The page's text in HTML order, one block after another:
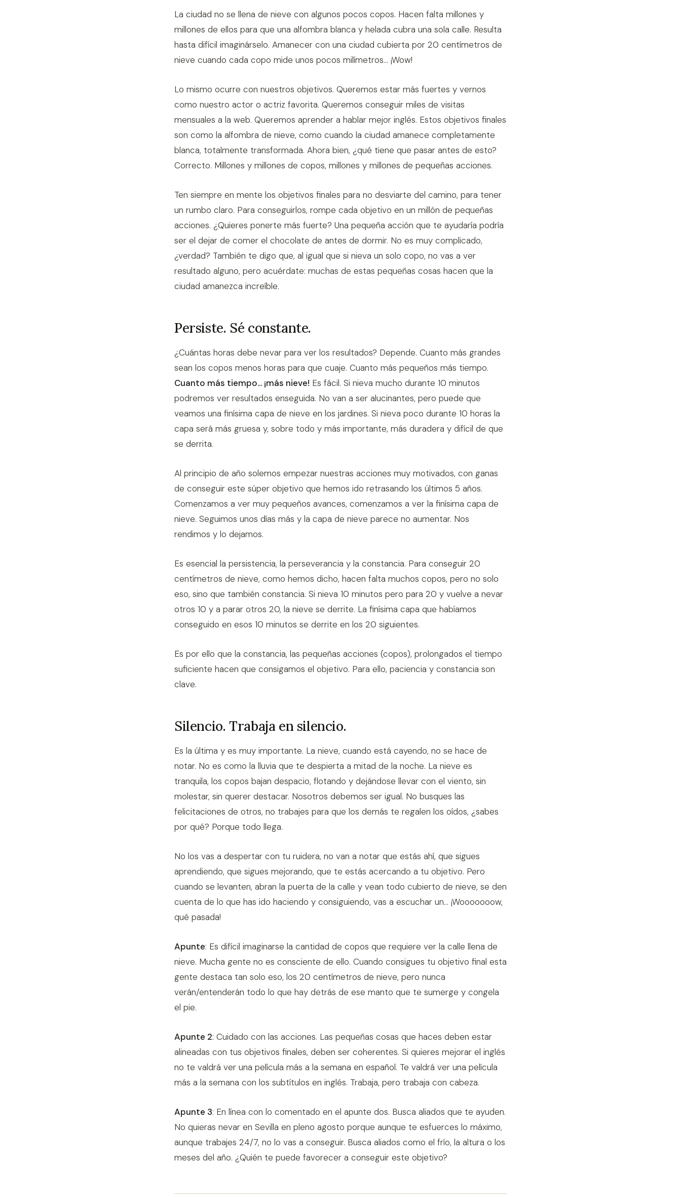
La ciudad no se llena de nieve con algunos pocos copos. Hacen falta millones y
millones de ellos para que una alfombra blanca y helada cubra una sola calle. Resulta
hasta difícil imaginárselo. Amanecer con una ciudad cubierta por 20 centímetros de
nieve cuando cada copo mide unos pocos milímetros... ¡Wow!
Lo mismo ocurre con nuestros objetivos. Queremos estar más fuertes y vernos
como nuestro actor o actriz favorita. Queremos conseguir miles de visitas
mensuales a la web. Queremos aprender a hablar mejor inglés. Estos objetivos finales
son como la alfombra de nieve, como cuando la ciudad amanece completamente
blanca, totalmente transformada. Ahora bien, ¿qué tiene que pasar antes de esto?
Correcto. Millones y millones de copos, millones y millones de pequeñas acciones.
Ten siempre en mente los objetivos finales para no desviarte del camino, para tener
un rumbo claro. Para conseguirlos, rompe cada objetivo en un millón de pequeñas
acciones. ¿Quieres ponerte más fuerte? Una pequeña acción que te ayudaría podría
ser el dejar de comer el chocolate de antes de dormir. No es muy complicado,
¿verdad? También te digo que, al igual que si nieva un solo copo, no vas a ver
resultado alguno, pero acuérdate: muchas de estas pequeñas cosas hacen que la
ciudad amanezca increíble.
Persiste. Sé constante.
¿Cuántas horas debe nevar para ver los resultados? Depende. Cuanto más grandes
sean los copos menos horas para que cuaje. Cuanto más pequeños más tiempo.
Cuanto más tiempo... ¡más nieve! Es fácil. Si nieva mucho durante 10 minutos
podremos ver resultados enseguida. No van a ser alucinantes, pero puede que
veamos una finísima capa de nieve en los jardines. Si nieva poco durante 10 horas la
capa será más gruesa y, sobre todo y más importante, más duradera y difícil de que
se derrita.
Al principio de año solemos empezar nuestras acciones muy motivados, con ganas
de conseguir este súper objetivo que hemos ido retrasando los últimos 5 años.
Comenzamos a ver muy pequeños avances, comenzamos a ver la finísima capa de
nieve. Seguimos unos días más y la capa de nieve parece no aumentar. Nos
rendimos y lo dejamos.
Es esencial la persistencia, la perseverancia y la constancia. Para conseguir 20
centímetros de nieve, como hemos dicho, hacen falta muchos copos, pero no solo
eso, sino que también constancia. Si nieva 10 minutos pero para 20 y vuelve a nevar
otros 10 y a parar otros 20, la nieve se derrite. La finísima capa que habíamos
conseguido en esos 10 minutos se derrite en los 20 siguientes.
Es por ello que la constancia, las pequeñas acciones (copos), prolongados el tiempo
suficiente hacen que consigamos el objetivo. Para ello, paciencia y constancia son
clave.
Silencio. Trabaja en silencio.
Es la última y es muy importante. La nieve, cuando está cayendo, no se hace de
notar. No es como la lluvia que te despierta a mitad de la noche. La nieve es
tranquila, los copos bajan despacio, flotando y dejándose llevar con el viento, sin
molestar, sin querer destacar. Nosotros debemos ser igual. No busques las
felicitaciones de otros, no trabajes para que los demás te regalen los oídos, ¿sabes
por qué? Porque todo llega.
No los vas a despertar con tu ruidera, no van a notar que estás ahí, que sigues
aprendiendo, que sigues mejorando, que te estás acercando a tu objetivo. Pero
cuando se levanten, abran la puerta de la calle y vean todo cubierto de nieve, se den
cuenta de lo que has ido haciendo y consiguiendo, vas a escuchar un... ¡Wooooooow,
qué pasada!
Apunte: Es difícil imaginarse la cantidad de copos que requiere ver la calle llena de
nieve. Mucha gente no es consciente de ello. Cuando consigues tu objetivo final esta
gente destaca tan solo eso, los 20 centímetros de nieve, pero nunca
verán/entenderán todo lo que hay detrás de ese manto que te sumerge y congela
el pie.
Apunte 2: Cuidado con las acciones. Las pequeñas cosas que haces deben estar
alineadas con tus objetivos finales, deben ser coherentes. Si quieres mejorar el inglés
no te valdrá ver una película más a la semana en español. Te valdrá ver una película
más a la semana con los subtítulos en inglés. Trabaja, pero trabaja con cabeza.
Apunte 3: En línea con lo comentado en el apunte dos. Busca aliados que te ayuden.
No quieras nevar en Sevilla en pleno agosto porque aunque te esfuerces lo máximo,
aunque trabajes 24/7, no lo vas a conseguir. Busca aliados como el frío, la altura o los
meses del año. ¿Quién te puede favorecer a conseguir este objetivo?